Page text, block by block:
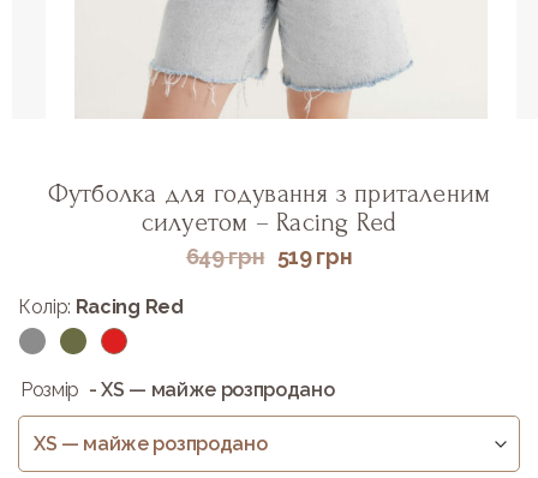
Футболка для годування з приталеним
силуетом – Racing Red
649грн 519грн
Колір: Racing Red
Розмір - XS — майже розпродано